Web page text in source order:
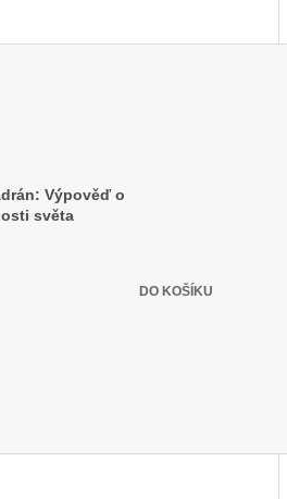
Výpověď o
světa
DO KOŠÍKU
Skladem